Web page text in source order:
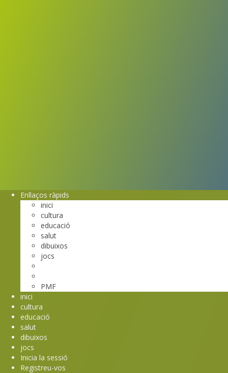
Enllaços ràpids
inici
cultura
educació
salut
dibuixos
jocs
PMF
inici
cultura
educació
salut
dibuixos
jocs
Inicia la sessió
Registreu-vos